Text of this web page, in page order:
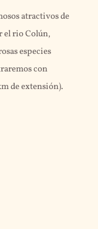
atractivos de
el rio Colún,
especies
con
de extensión).